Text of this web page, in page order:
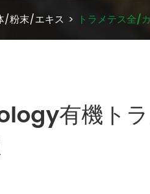
/粉末/エキス トラメテス全/
有機ト